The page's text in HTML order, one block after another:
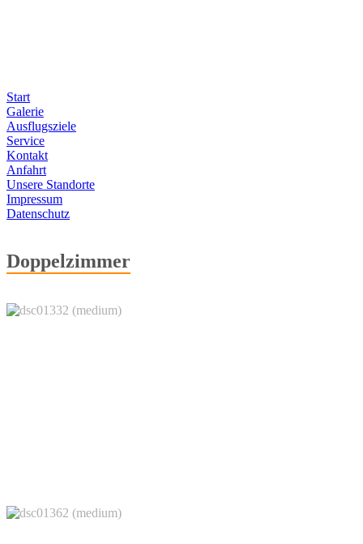
Start
Galerie
Ausflugsziele
Service
Kontakt
Anfahrt
Unsere Standorte
Impressum
Datenschutz
Doppelzimmer